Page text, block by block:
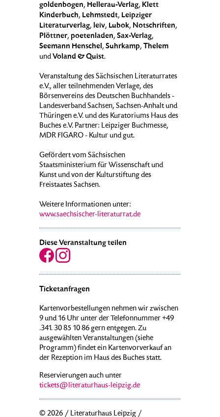
goldenbogen, Hellerau-Verlag, Klett
Kinderbuch, Lehmstedt, Leipziger
Literaturverlag, leiv, Lubok, Notschriften,
Plöttner, poetenladen, Sax-Verlag,
Seemann Henschel, Suhrkamp, Thelem
undVoland & Quist.
Veranstaltung des Sächsischen Literaturrates
e.V., aller teilnehmenden Verlage, des
Börsenvereins des Deutschen Buchhandels -
Landesverband Sachsen, Sachsen-Anhalt und
Thüringen e.V. und des Kuratoriums Haus des
Buches e.V. Partner: Leipziger Buchmesse,
MDR FIGARO - Kultur und gut.
Gefördert vom Sächsischen
Staatsministerium für Wissenschaft und
Kunst und von der Kulturstiftung des
Freistaates Sachsen.
Weitere Informationen unter:
www.saechsischer-literaturrat.de
Diese Veranstaltung teilen
Ticketanfragen
Kartenvorbestellungen nehmen wir zwischen
9 und 16 Uhr unter der Telefonnummer +49
.341. 30 85 10 86 gern entgegen. Zu
ausgewählten Veranstaltungen (siehe
Programm) findet ein Kartenvorverkauf an
der Rezeption im Haus des Buches statt.
Reservierungen auch unter
tickets@literaturhaus-leipzig.de
© 2026 / Literaturhaus Leipzig /